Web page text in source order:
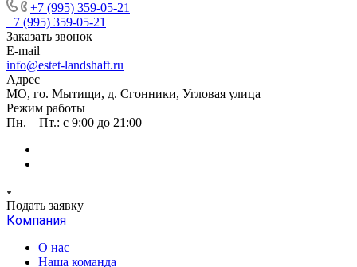
+7 (995) 359-05-21
+7 (995) 359-05-21
Заказать звонок
E-mail
info@estet-landshaft.ru
Адрес
МО, го. Мытищи, д. Сгонники, Угловая улица
Режим работы
Пн. – Пт.: с 9:00 до 21:00
Подать заявку
Компания
О нас
Наша команда